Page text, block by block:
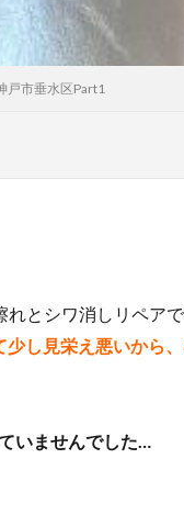
戸市垂水区Part1
とシワ消しリペアで
し見栄え悪いから
いませんでした…